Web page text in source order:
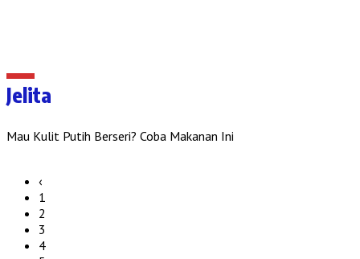
Jelita
Mau Kulit Putih Berseri? Coba Makanan Ini
‹
1
2
3
4